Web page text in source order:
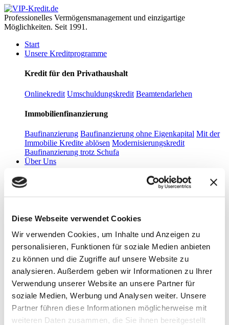
Diese Webseite verwendet Cookies
Wir verwenden Cookies, um Inhalte und Anzeigen zu
personalisieren, Funktionen für soziale Medien anbieten
zu können und die Zugriffe auf unsere Website zu
analysieren. Außerdem geben wir Informationen zu Ihrer
Verwendung unserer Website an unsere Partner für
soziale Medien, Werbung und Analysen weiter. Unsere
Partner führen diese Informationen möglicherweise mit
weiteren Daten zusammen, die Sie ihnen bereitgestellt
Professionelles Vermögensmanagement und einzigartige
Möglichkeiten. Seit 1991.
Start
Unsere Kreditprogramme
Kredit für den Privathaushalt
Onlinekredit Umschuldungskredit Beamtendarlehen
Immobilienfinanzierung
Baufinanzierung Baufinanzierung ohne Eigenkapital Mit der
Immobilie Kredite ablösen Modernisierungskredit
Baufinanzierung trotz Schufa
Über Uns
Start
Onlinekredit Umschuldungskredit Beamtendarlehen
Immobilienfinanzierung
Baufinanzierung Baufinanzierung ohne Eigenkapital
Immobilie Kredite ablösen Modernisierungskredit
Baufinanzierung trotz Schufa
Über Uns